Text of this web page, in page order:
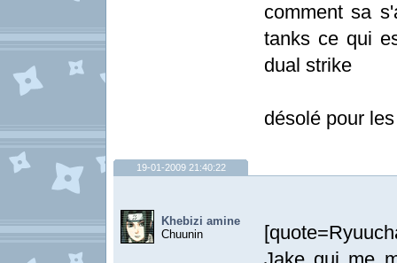
comment sa
tanks ce qui
dual strike
désolé pour
19-01-2009 21:40:22
Khebizi amine
Chuunin